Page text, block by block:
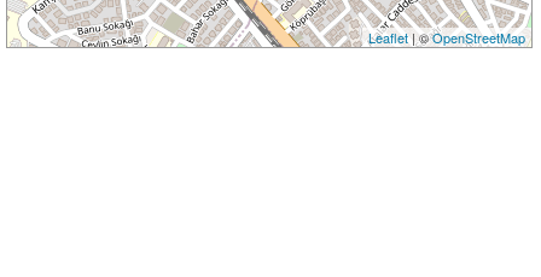
Leaflet| ©OpenStreetMap